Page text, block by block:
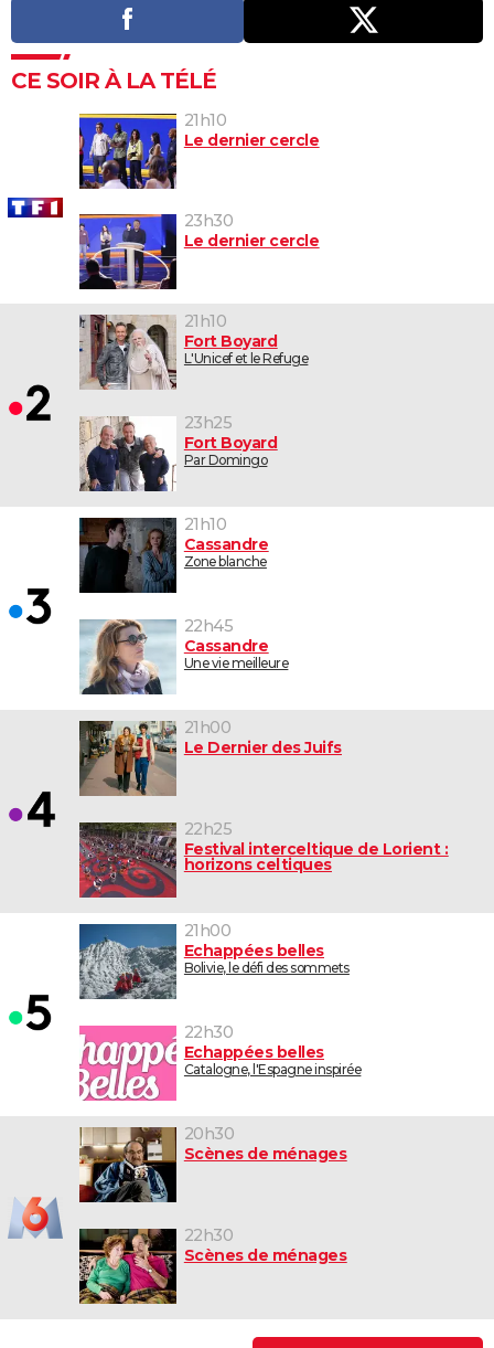
CE SOIR À LA TÉLÉ
21h10
Le dernier cercle
23h30
Le dernier cercle
21h10
Fort Boyard
L'Unicef et le Refuge
23h25
Fort Boyard
Par Domingo
21h10
Cassandre
Zone blanche
22h45
Cassandre
Une vie meilleure
21h00
Le Dernier des Juifs
22h25
Festival interceltique de Lorient :
horizons celtiques
21h00
Echappées belles
Bolivie, le défi des sommets
22h30
Echappées belles
Catalogne, l'Espagne inspirée
20h30
Scènes de ménages
22h30
Scènes de ménages